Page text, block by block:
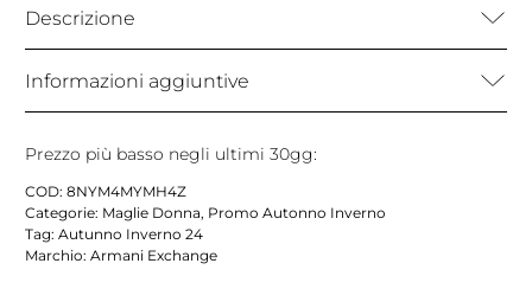
Descrizione
Informazioni aggiuntive
Prezzo più basso negli ultimi 30gg:
COD: 8NYM4MYMH4Z
Categorie: Maglie Donna, Promo Autonno Inverno
Tag: Autunno Inverno 24
Marchio: Armani Exchange